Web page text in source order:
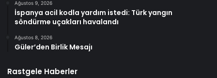
Ağustos 9, 2026
İspanya acil kodla yardım istedi: Türk yangın
söndürme uçakları havalandı
Ağustos 8, 2026
Güler’den Birlik Mesajı
Rastgele Haberler